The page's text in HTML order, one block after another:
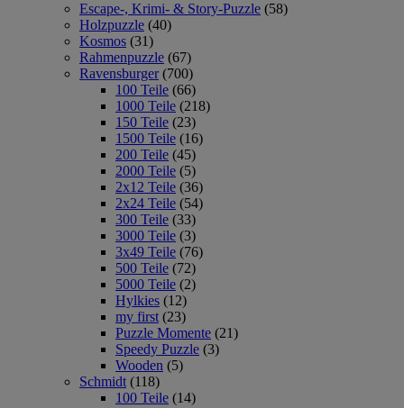
Escape-, Krimi- & Story-Puzzle (58)
Holzpuzzle (40)
Kosmos (31)
Rahmenpuzzle (67)
Ravensburger (700)
100 Teile (66)
1000 Teile (218)
150 Teile (23)
1500 Teile (16)
200 Teile (45)
2000 Teile (5)
2x12 Teile (36)
2x24 Teile (54)
300 Teile (33)
3000 Teile (3)
3x49 Teile (76)
500 Teile (72)
5000 Teile (2)
Hylkies (12)
my first (23)
Puzzle Momente (21)
Speedy Puzzle (3)
Wooden (5)
Schmidt (118)
100 Teile (14)